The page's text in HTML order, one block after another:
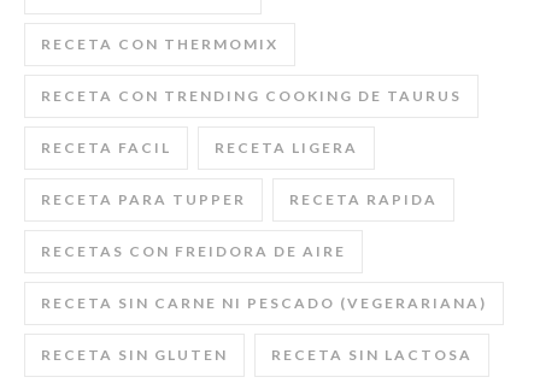
RECETA CON THERMOMIX
RECETA CON TRENDING COOKING DE TAURUS
RECETA FACIL RECETA LIGERA
RECETA PARA TUPPER RECETA RAPIDA
RECETAS CON FREIDORA DE AIRE
RECETA SIN CARNE NI PESCADO (VEGERARIANA)
RECETA SIN GLUTEN RECETA SIN LACTOSA